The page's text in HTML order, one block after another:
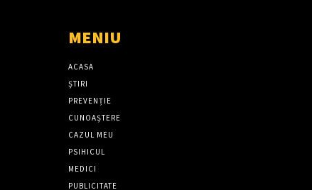
MENIU
ACASA
ȘTIRI
PREVENȚIE
CUNOAȘTERE
CAZUL MEU
PSIHICUL
MEDICI
PUBLICITATE